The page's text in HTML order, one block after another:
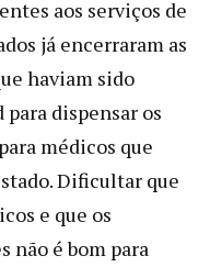
aos serviços de
já encerraram as
haviam sido
dispensar os
médicos que
Dificultar que
e que os
não é bom para